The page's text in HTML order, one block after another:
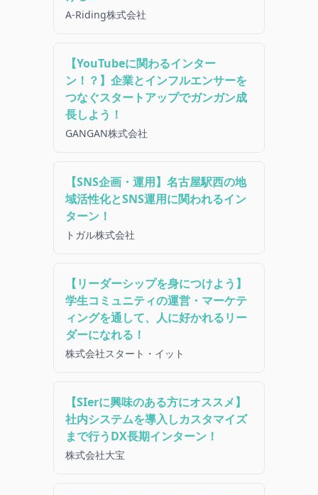
A-Riding株式会社
【YouTubeに関わるインター
ン！？】企業とインフルエンサーを
つなぐスタートアップでガンガン成
長しよう！
GANGAN株式会社
【SNS企画・運用】名古屋駅西の地
域活性化とSNS運用に関われるイン
ターン！
トガル株式会社
【リーダーシップを身につけよう】
学生コミュニティの運営・マーケテ
ィングを通して、人に好かれるリー
ダーになれる！
株式会社スタート・イット
【SIerに興味のある方にオススメ】
社内システムを導入しカスタマイズ
まで行うDX長期インターン！
株式会社大宝